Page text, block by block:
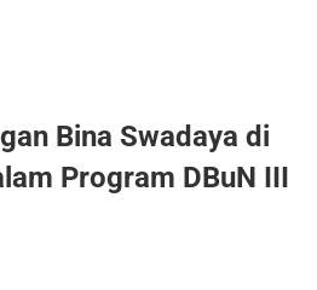
Bina Swadaya di
Program DBuN III